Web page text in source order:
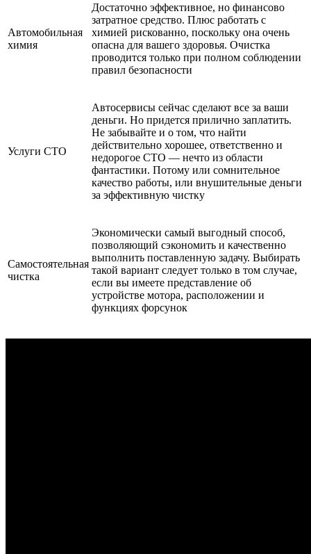
Автомобильная
химия
Достаточно эффективное, но финансово
затратное средство. Плюс работать с
химией рискованно, поскольку она очень
опасна для вашего здоровья. Очистка
проводится только при полном соблюдении
правил безопасности
Услуги СТО
Автосервисы сейчас сделают все за ваши
деньги. Но придется прилично заплатить.
Не забывайте и о том, что найти
действительно хорошее, ответственно и
недорогое СТО — нечто из области
фантастики. Потому или сомнительное
качество работы, или внушительные деньги
за эффективную чистку
Самостоятельная
чистка
Экономически самый выгодный способ,
позволяющий сэкономить и качественно
выполнить поставленную задачу. Выбирать
такой вариант следует только в том случае,
если вы имеете представление об
устройстве мотора, расположении и
функциях форсунок